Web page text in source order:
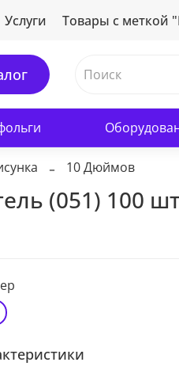
Услуги Товары с меткой
10 Дюймов
(051) 100